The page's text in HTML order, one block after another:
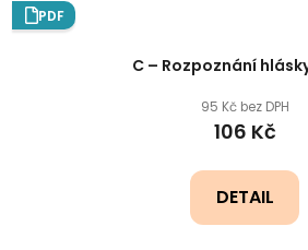
PDF
C – Rozpoznání
95 Kč bez DPH
106 Kč
DETAIL